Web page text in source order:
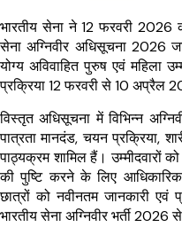
भारतीय सेना ने 12 फरवरी 2026
सेना अग्निवीर अधिसूचना 2026
योग्य अविवाहित पुरुष एवं महिला
प्रक्रिया 12 फरवरी से 10 अप्रैल
विस्तृत अधिसूचना में विभिन्न
पात्रता मानदंड, चयन प्रक्रिया,
पाठ्यक्रम शामिल हैं। उम्मीदवारों
की पुष्टि करने के लिए
छात्रों को नवीनतम जानकारी एवं
भारतीय सेना अग्निवीर भर्ती 2026